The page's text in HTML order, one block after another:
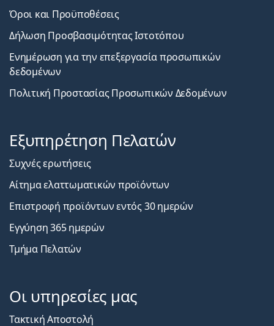
Όροι και Προϋποθέσεις
Δήλωση Προσβασιμότητας Ιστοτόπου
Ενημέρωση για την επεξεργασία προσωπικών
δεδομένων
Πολιτική Προστασίας Προσωπικών Δεδομένων
Εξυπηρέτηση Πελατών
Συχνές ερωτήσεις
Αίτημα ελαττωματικών προϊόντων
Επιστροφή προϊόντων εντός 30 ημερών
Εγγύηση 365 ημερών
Τμήμα Πελατών
Οι υπηρεσίες μας
Τακτική Αποστολή